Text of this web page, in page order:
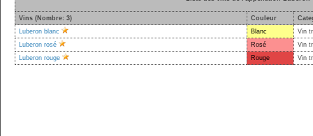
Vins (Nombre: 3) Couleur
Luberon blanc
Blanc
Vin
Luberon rosé
Rosé
Vin
Luberon rouge
Rouge Vin